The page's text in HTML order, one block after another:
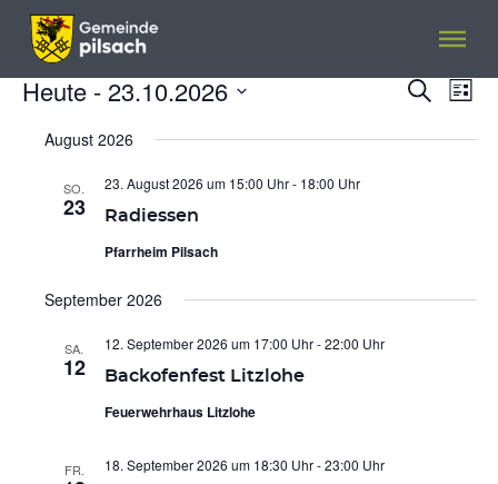
Menü überspringen
Menü überspringen
VERANSTALTUNGEN
und
Suche
Liste
Heute - 23.10.2026
wählen.
August 2026
SO.
23 Radiessen
23. August 2026 um 15:00 Uhr- 18:00 Uhr
Pfarrheim Pilsach
September 2026
SA.
12 Backofenfest Litzlohe
12. September 2026 um 17:00 Uhr-22:00 Uhr
Feuerwehrhaus Litzlohe
FR. 18. September 2026 um 18:30 Uhr-23:00 Uhr